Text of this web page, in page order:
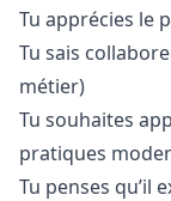
Tu apprécies le
Tu sais
métier)
Tu souhaites
pratiques
Tu penses qu’il